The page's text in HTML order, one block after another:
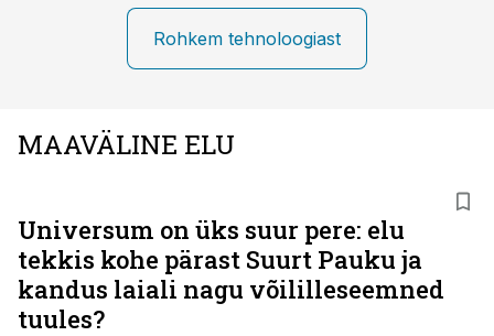
Rohkem tehnoloogiast
MAAVÄLINE ELU
Universum on üks suur pere: elu
tekkis kohe pärast Suurt Pauku ja
kandus laiali nagu võililleseemned
tuules?